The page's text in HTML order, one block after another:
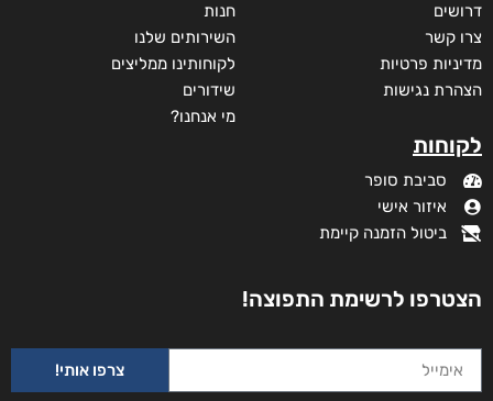
דרושים
צרו קשר
מדיניות פרטיות
הצהרת נגישות
לקוחות
סביבת סופר
איזור אישי
ביטול הזמנה קיימת
חנות
השירותים שלנו
לקוחותינו ממליצים
שידורים
מי אנחנו?
הצטרפו לרשימת התפוצה!
צרפו אותי!